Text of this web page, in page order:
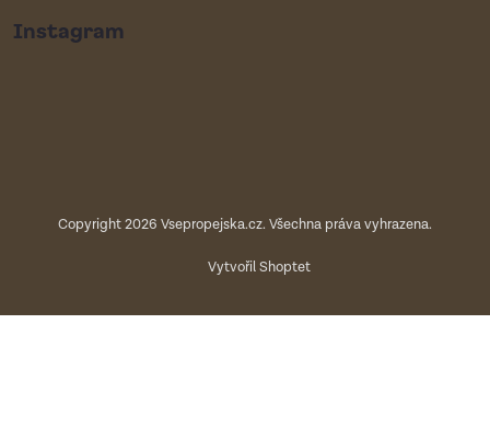
Instagram
Vytvořil Shoptet
Copyright 2026 Vsepropejska.cz. Všechna práva vyhrazena.